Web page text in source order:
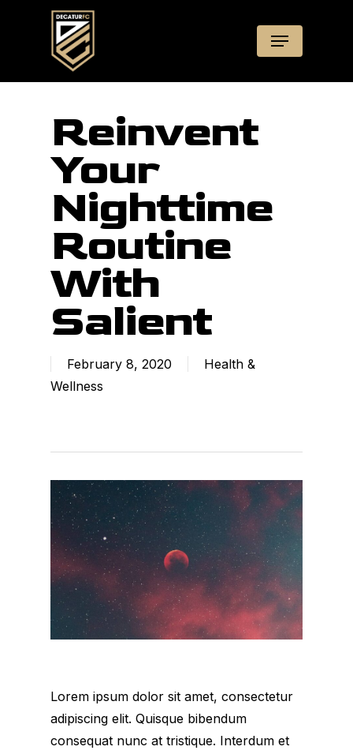
Menu
Reinvent
Your
Nighttime
Routine
With
Salient
February 8, 2020
Health &
Wellness
Lorem ipsum dolor sit amet, consectetur
adipiscing elit. Quisque bibendum
consequat nunc at tristique. Interdum et